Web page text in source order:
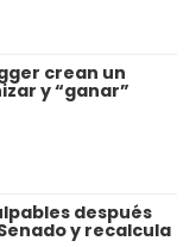
crean un
y “ganar”
después
y recalcula